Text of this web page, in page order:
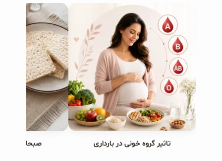
تاثیر گروه خونی در بارداری صبحانه های